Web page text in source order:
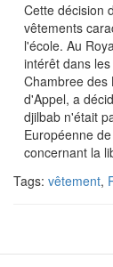
Cette décision
vêtements
l'école. Au
intérêt dans
Chambree des
d'Appel, a
djilbab n'était
Européenne
concernant la
Tags: vêtement,